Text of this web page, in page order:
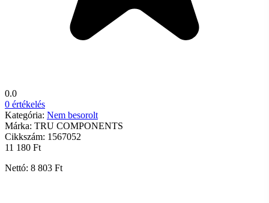
0.0
0 értékelés
Kategória: Nem besorolt
Márka: TRU COMPONENTS
Cikkszám: 1567052
11 180 Ft
Nettó: 8 803 Ft